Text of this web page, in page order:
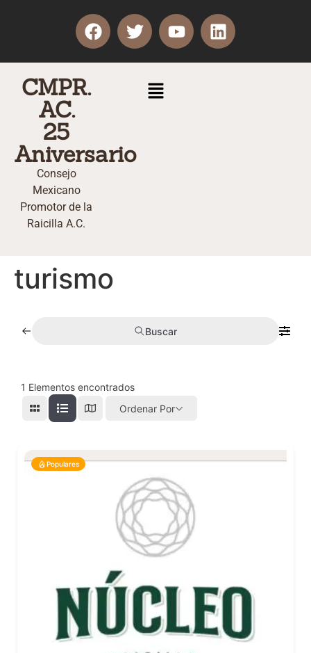
CMPR.
AC.
25
Aniversario
Consejo
Mexicano
Promotor de la
Raicilla A.C.
turismo
Buscar
1 Elementos encontrados
Ordenar Por
Populares